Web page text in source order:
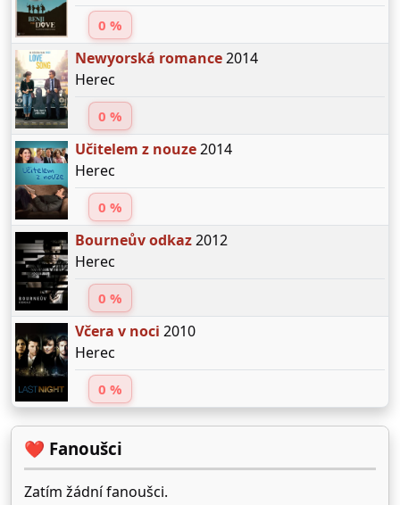
0 %
Newyorská romance2014
Herec
0 %
Učitelem z nouze2014
Herec
0 %
Bourneův odkaz2012
Herec
0 %
Včera v noci 2010
Herec
0 %
❤️ Fanoušci
Zatím žádní fanoušci.